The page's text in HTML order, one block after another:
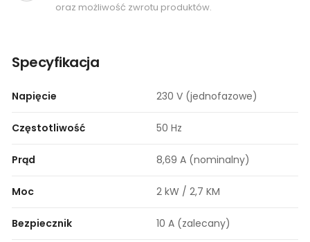
oraz możliwość zwrotu produktów.
Specyfikacja
Napięcie 230 V (jednofazowe)
Częstotliwość 50 Hz
Prąd 8,69 A (nominalny)
Moc 2 kW / 2,7 KM
Bezpiecznik 10 A (zalecany)